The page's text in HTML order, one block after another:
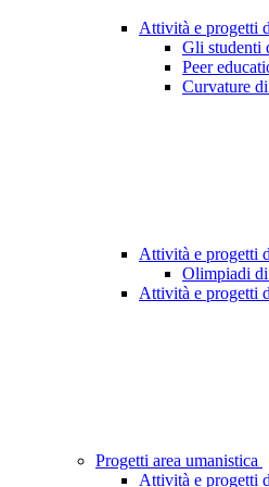
Attività e progetti
Gli studenti
Peer
Curvature
Attività e progetti
Olimpiadi
Attività e progetti
Progetti area umanistica
Attività e progetti